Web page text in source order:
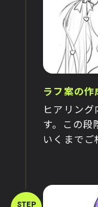
ラフ案の作
ヒアリン
す。この段
いくまでご
STEP